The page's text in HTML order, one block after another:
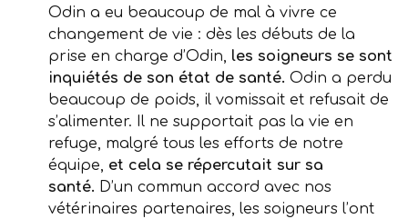
Odin a eu beaucoup de mal à vivre ce
changement de vie : dès les débuts de la
prise en charge d’Odin, les soigneurs se sont
inquiétés de son état de santé. Odin a perdu
beaucoup de poids, il vomissait et refusait de
s’alimenter. Il ne supportait pas la vie en
refuge, malgré tous les efforts de notre
équipe, et cela se répercutait sur sa
santé. D’un commun accord avec nos
vétérinaires partenaires, les soigneurs l’ont